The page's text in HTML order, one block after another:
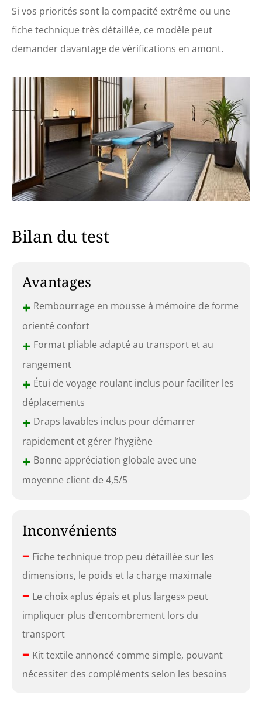
Si vos priorités sont la compacité extrême ou une
fiche technique très détaillée, ce modèle peut
demander davantage de vérifications en amont.
Bilan du test
Avantages
+ Rembourrage en mousse à mémoire de forme
orienté confort
+ Format pliable adapté au transport et au
rangement
+ Étui de voyage roulant inclus pour faciliter les
déplacements
+ Draps lavables inclus pour démarrer
rapidement et gérer l’hygiène
+ Bonne appréciation globale avec une
moyenne client de 4,5/5
Inconvénients
– Fiche technique trop peu détaillée sur les
dimensions, le poids et la charge maximale
– Le choix «plus épais et plus larges» peut
impliquer plus d’encombrement lors du
transport
– Kit textile annoncé comme simple, pouvant
nécessiter des compléments selon les besoins